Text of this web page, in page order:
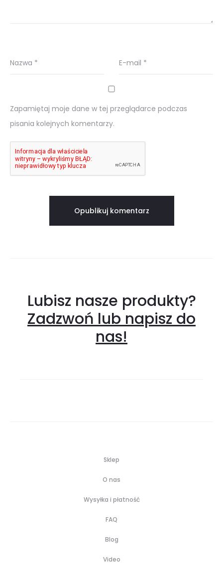
Nazwa * E-mail *
Zapamiętaj moje dane w tej przeglądarce podczas
pisania kolejnych komentarzy.
Lubisz nasze produkty?
Zadzwoń lub napisz do
nas!
Sklep
O nas
Wysyłka i płatność
FAQ
Blog
Video